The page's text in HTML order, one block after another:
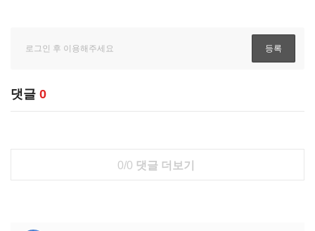
댓글 0
0/0 댓글 더보기